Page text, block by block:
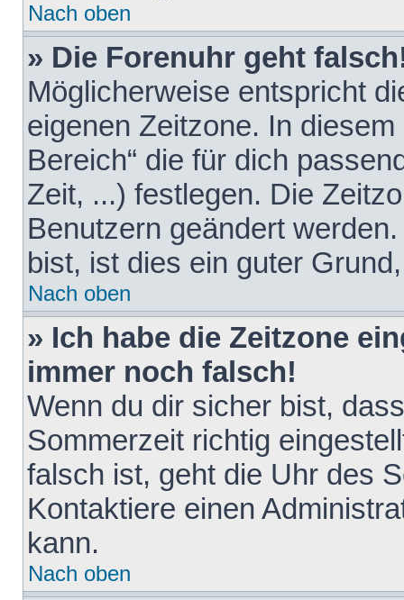
Nach oben
» Die Forenuhr geht
Möglicherweise entspricht
eigenen Zeitzone. In
Bereich“ die für dich
Zeit, ...) festlegen. Die
Benutzern geändert
bist, ist dies ein guter
Nach oben
» Ich habe die Zeitzone
immer noch falsch!
Wenn du dir sicher bist,
Sommerzeit richtig
falsch ist, geht die Uhr des
Kontaktiere einen
kann.
Nach oben